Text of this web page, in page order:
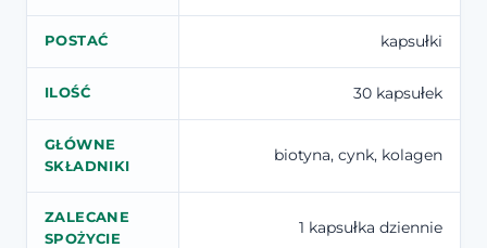
POSTAĆ kapsułki
ILOŚĆ 30 kapsułek
GŁÓWNE
SKŁADNIKI
biotyna, cynk, kolagen
ZALECANE
SPOŻYCIE
1 kapsułka dziennie